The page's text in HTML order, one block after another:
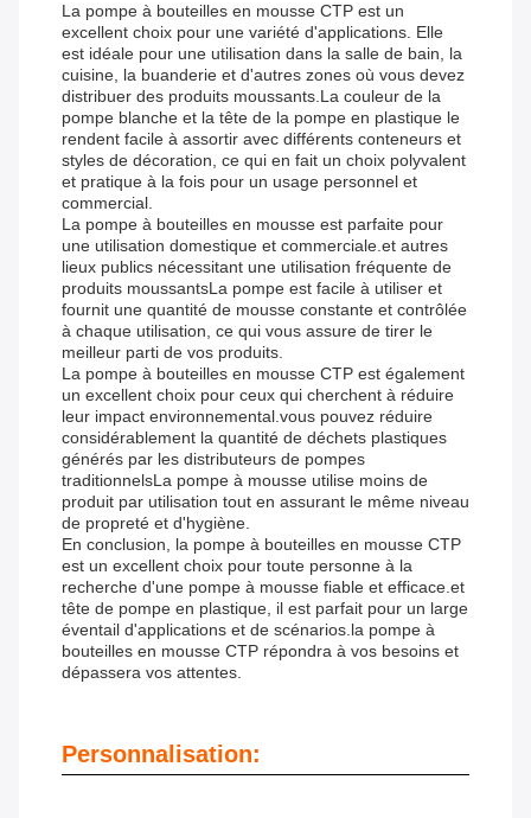
La pompe à bouteilles en mousse CTP est un
excellent choix pour une variété d'applications. Elle
est idéale pour une utilisation dans la salle de bain, la
cuisine, la buanderie et d'autres zones où vous devez
distribuer des produits moussants.La couleur de la
pompe blanche et la tête de la pompe en plastique le
rendent facile à assortir avec différents conteneurs et
styles de décoration, ce qui en fait un choix polyvalent
et pratique à la fois pour un usage personnel et
commercial.
La pompe à bouteilles en mousse est parfaite pour
une utilisation domestique et commerciale.et autres
lieux publics nécessitant une utilisation fréquente de
produits moussantsLa pompe est facile à utiliser et
fournit une quantité de mousse constante et contrôlée
à chaque utilisation, ce qui vous assure de tirer le
meilleur parti de vos produits.
La pompe à bouteilles en mousse CTP est également
un excellent choix pour ceux qui cherchent à réduire
leur impact environnemental.vous pouvez réduire
considérablement la quantité de déchets plastiques
générés par les distributeurs de pompes
traditionnelsLa pompe à mousse utilise moins de
produit par utilisation tout en assurant le même niveau
de propreté et d'hygiène.
En conclusion, la pompe à bouteilles en mousse CTP
est un excellent choix pour toute personne à la
recherche d'une pompe à mousse fiable et efficace.et
tête de pompe en plastique, il est parfait pour un large
éventail d'applications et de scénarios.la pompe à
bouteilles en mousse CTP répondra à vos besoins et
dépassera vos attentes.
Personnalisation: